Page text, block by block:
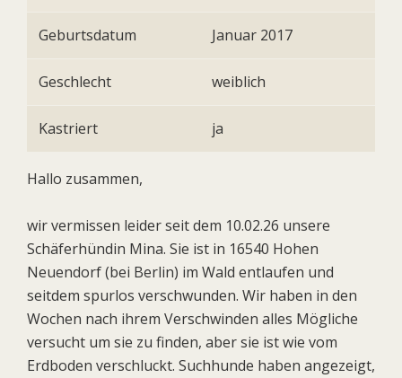
Geburtsdatum Januar 2017
Geschlecht weiblich
Kastriert ja
Hallo zusammen,
wir vermissen leider seit dem 10.02.26 unsere
Schäferhündin Mina. Sie ist in 16540 Hohen
Neuendorf (bei Berlin) im Wald entlaufen und
seitdem spurlos verschwunden. Wir haben in den
Wochen nach ihrem Verschwinden alles Mögliche
versucht um sie zu finden, aber sie ist wie vom
Erdboden verschluckt. Suchhunde haben angezeigt,